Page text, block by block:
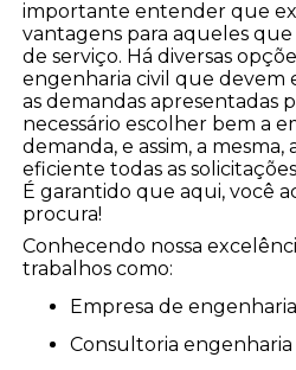
importante entender que
vantagens para aqueles
de serviço. Há diversas
engenharia civil que devem
as demandas apresentadas
necessário escolher bem a
demanda, e assim, a
eficiente todas as
É garantido que aqui, você
procura!
Conhecendo nossa
trabalhos como:
empresa de engenharia
consultoria engenharia